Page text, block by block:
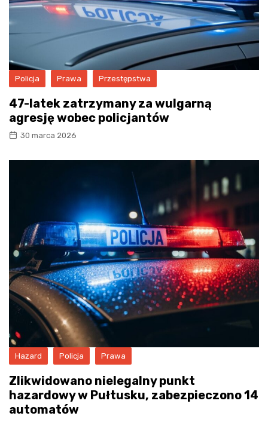
Policja Prawa Przestępstwa
47-latek zatrzymany za wulgarną
agresję wobec policjantów
30 marca 2026
Hazard Policja Prawa
Zlikwidowano nielegalny punkt
hazardowy w Pułtusku, zabezpieczono 14
automatów